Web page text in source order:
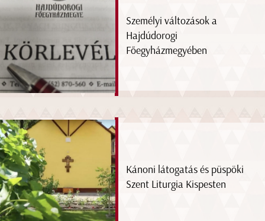
Személyi változások a
Hajdúdorogi
Főegyházmegyében
Kánoni látogatás és püspöki
Szent Liturgia Kispesten